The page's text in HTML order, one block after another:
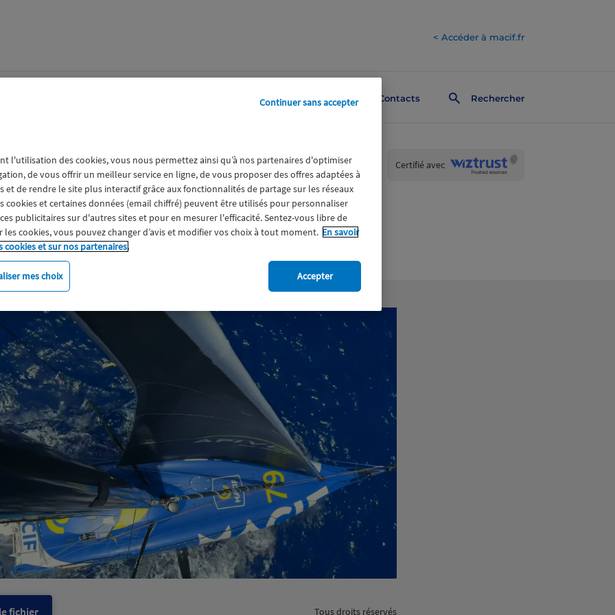
< Accéder à macif.fr
Contacts Rechercher
01-03 112146.png Certifié avecWiztrust
trusted
fichier Tous droits réservés
l'utilisation des cookies, vous nous permettez ainsi qu’à nos partenaires d'optimiser
de vous offrir un meilleur service en ligne, de vous proposer des offres adaptées à
et de rendre le site plus interactif grâce aux fonctionnalités de partage sur les réseaux
cookies et certaines données (email chiffré) peuvent être utilisés pour personnaliser
publicitaires sur d'autres sites et pour en mesurer l'efficacité. Sentez-vous libre de
les cookies, vous pouvez changer d’avis et modifier vos choix à tout moment. En savoir
cookies et sur nos partenaires.
mes choix
Continuer sans accepter
Accepter